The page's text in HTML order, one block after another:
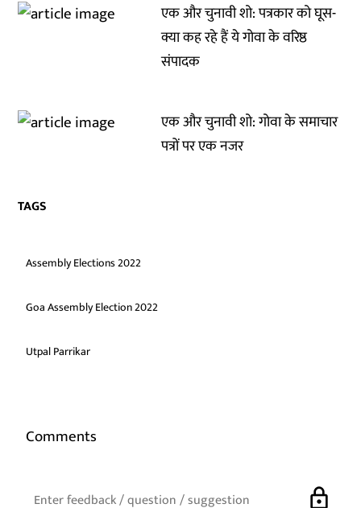
एक और चुनावी शो: पत्रकार को घूस-
क्या कह रहे हैं ये गोवा के वरिष्ठ
संपादक
एक और चुनावी शो: गोवा के समाचार
पत्रों पर एक नजर
TAGS
Assembly Elections 2022
Goa Assembly Election 2022
Utpal Parrikar
Comments
lock